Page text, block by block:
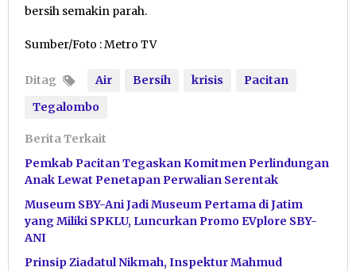
bersih semakin parah.
Sumber/Foto : Metro TV
Ditag Air Bersih krisis
Pacitan
Tegalombo
Berita Terkait
Pemkab Pacitan Tegaskan Komitmen Perlindungan
Anak Lewat Penetapan Perwalian Serentak
Museum SBY-Ani Jadi Museum Pertama di Jatim
yang Miliki SPKLU, Luncurkan Promo EVplore SBY-
ANI
Prinsip Ziadatul Nikmah, Inspektur Mahmud